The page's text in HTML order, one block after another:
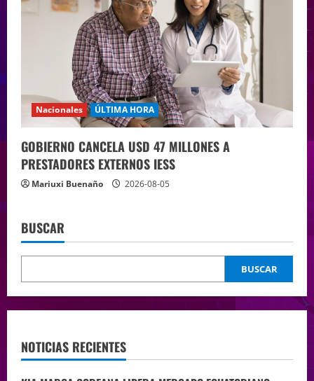
Nacionales ÚLTIMA HORA
GOBIERNO CANCELA USD 47 MILLONES A
PRESTADORES EXTERNOS IESS
Mariuxi Buenaño 2026-08-05
BUSCAR
BUSCAR
NOTICIAS RECIENTES